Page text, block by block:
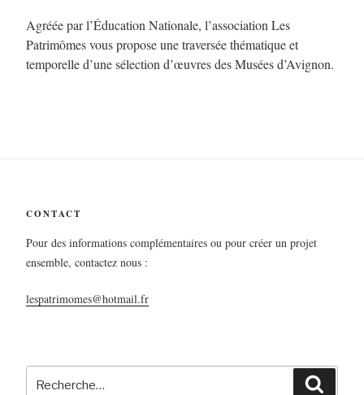
Agréée par l’Éducation Nationale, l’association Les
Patrimômes vous propose une traversée thématique et
temporelle d’une sélection d’œuvres des Musées d’Avignon.
CONTACT
Pour des informations complémentaires ou pour créer un projet
ensemble, contactez nous :
lespatrimomes@hotmail.fr